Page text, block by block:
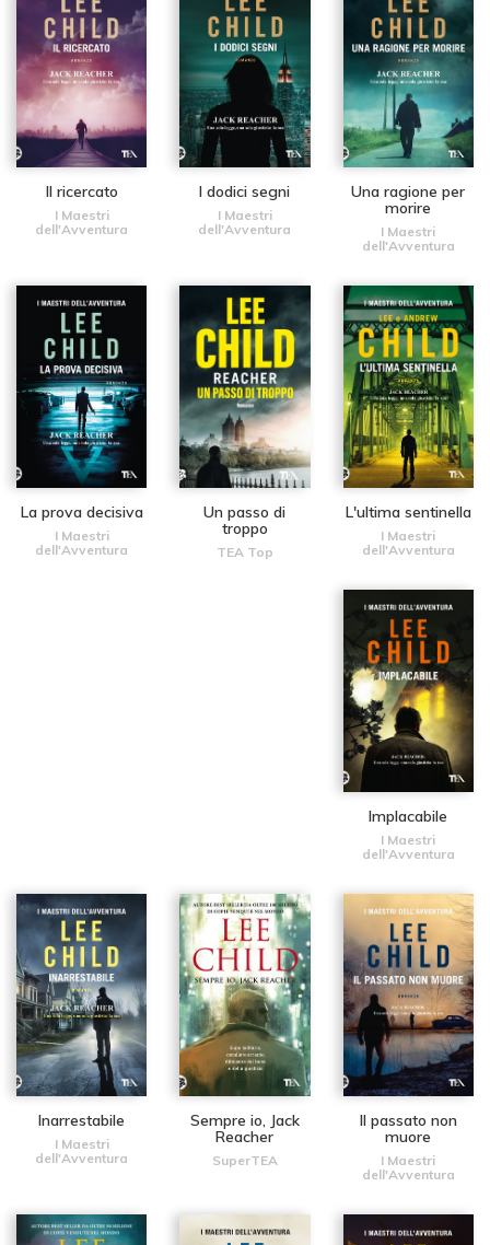
Il ricercato
I Maestri
dell'Avventura
I dodici segni
I Maestri
dell'Avventura
Una ragione per
morire
I Maestri
dell'Avventura
La prova decisiva
I Maestri
dell'Avventura
Un passo di
troppo
TEA Top
L'ultima sentinella
I Maestri
dell'Avventura
Implacabile
I Maestri
dell'Avventura
Inarrestabile
I Maestri
dell'Avventura
Sempre io, Jack
Reacher
SuperTEA
Il passato non
muore
I Maestri
dell'Avventura